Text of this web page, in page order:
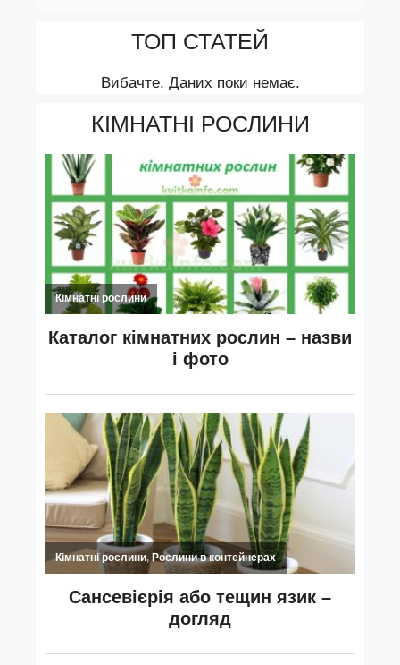
ТОП СТАТЕЙ
Вибачте. Даних поки немає.
КІМНАТНІ РОСЛИНИ